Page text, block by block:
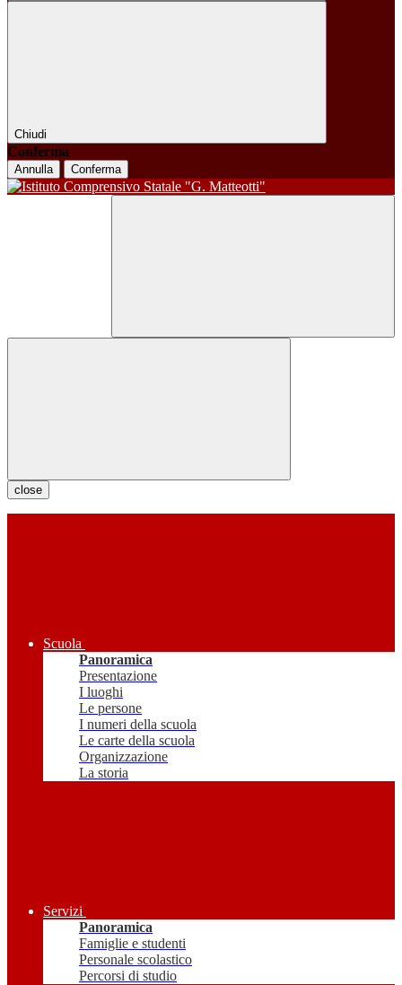
Chiudi
Conferma
Annulla Conferma
close
Scuola
Panoramica
Presentazione
I luoghi
Le persone
I numeri della scuola
Le carte della scuola
Organizzazione
La storia
Servizi
Panoramica
Famiglie e studenti
Personale scolastico
Percorsi di studio